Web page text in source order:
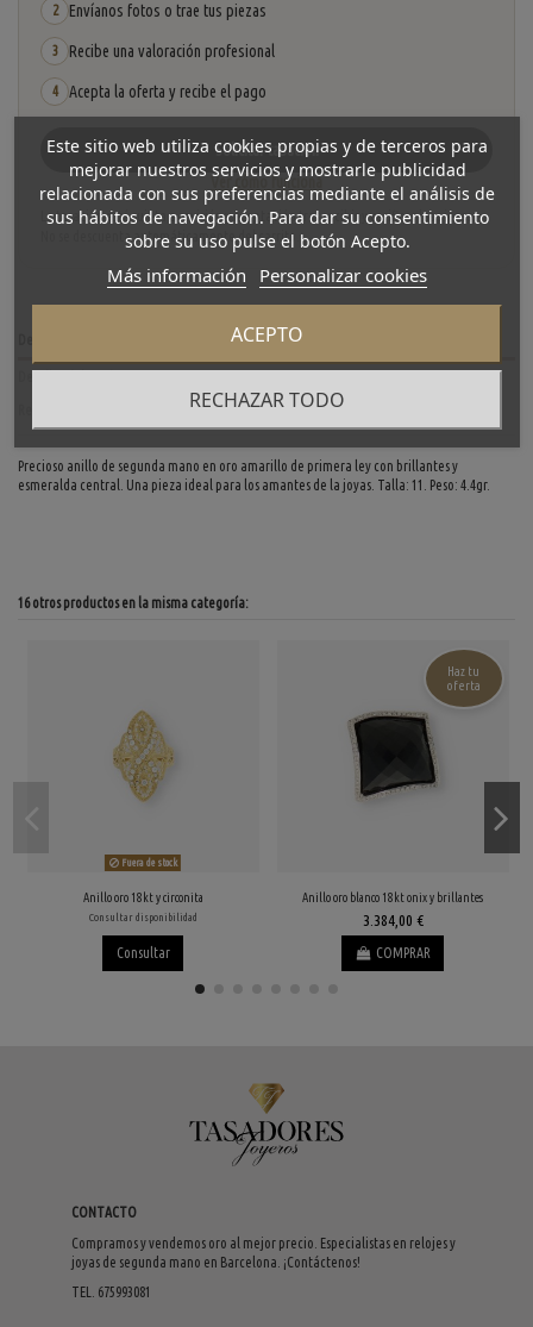
2 Envíanos fotos o trae tus piezas
3 Recibe una valoración profesional
4 Acepta la oferta y recibe el pago
Solicitar tasación
Ver cómo funciona
La tasación está sujeta a revisión y aceptación tras recibir y verificar las piezas.
No se descuenta automáticamente del carrito.
Precioso anillo de segunda mano en oro amarillo de primera ley con brillantes y
esmeralda central. Una pieza ideal para los amantes de la joyas. Talla: 11. Peso: 4.4gr.
16 otros productos en la misma categoría:
Fuera de stock
Anillo oro 18kt y circonita
Consultar disponibilidad
Consultar
Anillo oro blanco 18kt onix y brillantes
3.384,00 €
COMPRAR
Haz tu
oferta
CONTACTO
Compramos y vendemos oro al mejor precio. Especialistas en relojes y
joyas de segunda mano en Barcelona. ¡Contáctenos!
TEL. 675993081
Este sitio web utiliza cookies propias y de terceros para
mejorar nuestros servicios y mostrarle publicidad
relacionada con sus preferencias mediante el análisis de
sus hábitos de navegación. Para dar su consentimiento
sobre su uso pulse el botón Acepto.
Más información Personalizar cookies
RECHAZAR TODO
ACEPTO